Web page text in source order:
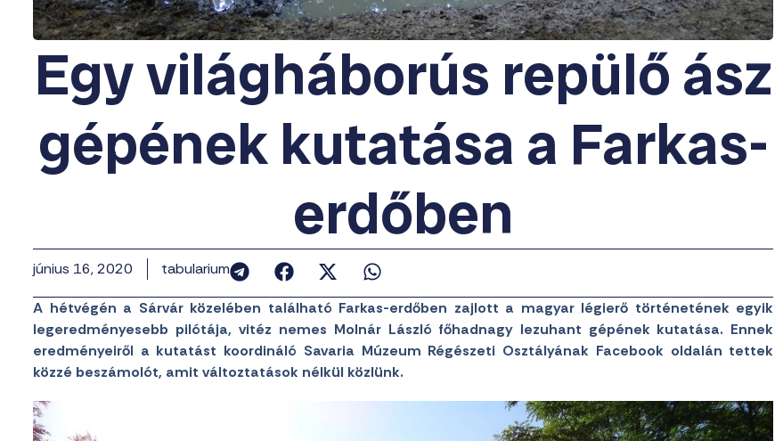
Egy világháborús repülő ász
gépének kutatása a Farkas-
erdőben
június 16, 2020 tabularium
A hétvégén a Sárvár közelében található Farkas-erdőben zajlott a magyar légierő történetének egyik
legeredményesebb pilótája, vitéz nemes Molnár László főhadnagy lezuhant gépének kutatása. Ennek
eredményeiről a kutatást koordináló Savaria Múzeum Régészeti Osztályának Facebook oldalán tettek
közzé beszámolót, amit változtatások nélkül közlünk.